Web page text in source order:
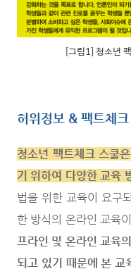
[그림1] 청소년
허위정보 & 팩트체
청소년 팩트체크 스쿨
기 위하여 다양한 교육
법을 위한 교육이 요구
한 방식의 온라인 교육
프라인 및 온라인 교육
되고 있기 때문에 본 교